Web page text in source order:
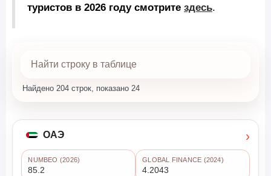
туристов в 2026 году смотрите здесь.
Найдено 204 строк, показано 24
ОАЭ ›
NUMBEO (2026)
85.2
GLOBAL FINANCE (2024)
4.2043